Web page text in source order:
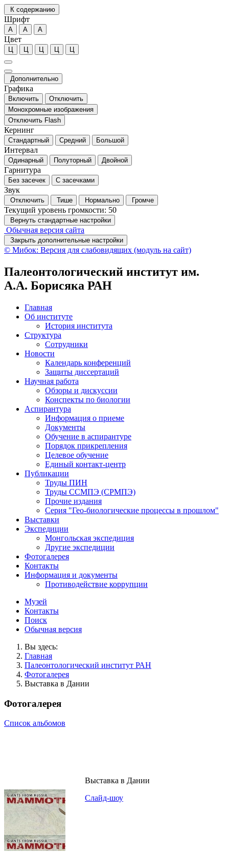
К содержанию
Шрифт
А А А
Цвет
Ц Ц Ц Ц Ц
Дополнительно
Графика
Включить
Отключить
Монохромные изображения
Отключить Flash
Кернинг
Стандартный Средний Большой
Интервал
Одинарный Полуторный Двойной
Гарнитура
Без засечек С засечками
Звук
Отключить Тише Нормально Громче
Текущий уровень громкости: 50
Вернуть стандартные настройки
Обычная версия сайта
Закрыть дополнительные настройки
© Мибок: Версия для слабовидящих (модуль на сайт)
Палеонтологический институт им.
А.А. Борисяка РАН
Главная
Об институте
История института
Структура
Сотрудники
Новости
Календарь конференций
Защиты диссертаций
Научная работа
Обзоры и дискуссии
Конспекты по биологии
Аспирантура
Информация о приеме
Документы
Обучение в аспирантуре
Порядок прикрепления
Целевое обучение
Единый контакт-центр
Публикации
Труды ПИН
Труды ССМПЭ (СРМПЭ)
Прочие издания
Серия "Гео-биологические процессы в прошлом"
Выставки
Экспедиции
Монгольская экспедиция
Другие экспедиции
Фотогалерея
Контакты
Информация и документы
Противодействие коррупции
Музей
Контакты
Поиск
Обычная версия
Вы здесь:
Главная
Палеонтологический институт РАН
Фотогалерея
Выставка в Дании
Фотогалерея
Список альбомов
Выставка в Дании
Слайд-шоу